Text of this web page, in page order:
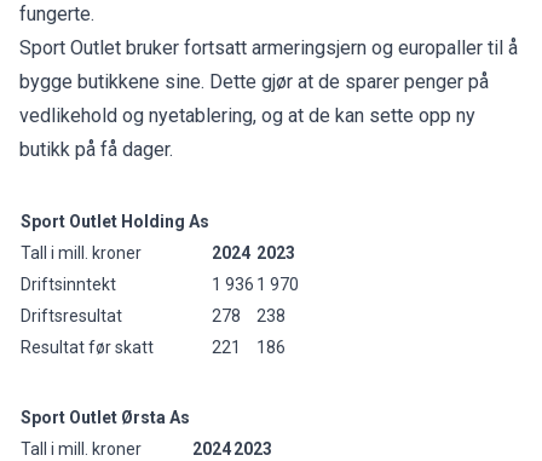
fungerte.
Sport Outlet bruker fortsatt armeringsjern og europaller til å
bygge butikkene sine. Dette gjør at de sparer penger på
vedlikehold og nyetablering, og at de kan sette opp ny
butikk på få dager.
Sport Outlet Holding As
Tall i mill. kroner
2024 2023
Driftsinntekt
1 936 1 970
Driftsresultat
278
238
Resultat før skatt
221 186
Sport Outlet Ørsta As
Tall i mill. kroner
20242023